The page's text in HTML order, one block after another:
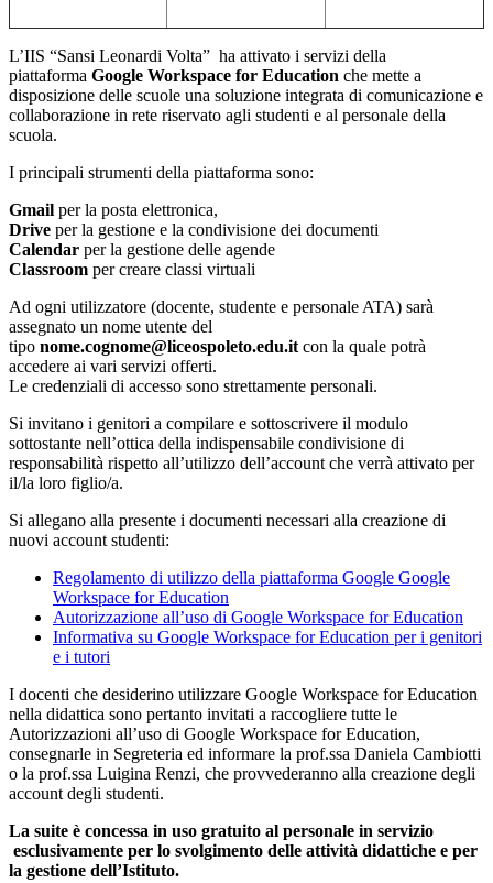
L’IIS “Sansi Leonardi Volta” ha attivato i servizi della
piattaforma Google Workspace for Education che mette a
disposizione delle scuole una soluzione integrata di comunicazione e
collaborazione in rete riservato agli studenti e al personale della
scuola.
I principali strumenti della piattaforma sono:
Gmail per la posta elettronica,
Drive per la gestione e la condivisione dei documenti
Calendar per la gestione delle agende
Classroom per creare classi virtuali
Ad ogni utilizzatore (docente, studente e personale ATA) sarà
assegnato un nome utente del
tipo nome.cognome@liceospoleto.edu.it con la quale potrà
accedere ai vari servizi offerti.
Le credenziali di accesso sono strettamente personali.
Si invitano i genitori a compilare e sottoscrivere il modulo
sottostante nell’ottica della indispensabile condivisione di
responsabilità rispetto all’utilizzo dell’account che verrà attivato per
il/la loro figlio/a.
Si allegano alla presente i documenti necessari alla creazione di
nuovi account studenti:
Regolamento di utilizzo della piattaforma Google Google
Workspace for Education
Autorizzazione all’uso di Google Workspace for Education
Informativa su Google Workspace for Education per i genitori
e i tutori
I docenti che desiderino utilizzare Google Workspace for Education
nella didattica sono pertanto invitati a raccogliere tutte le
Autorizzazioni all’uso di Google Workspace for Education,
consegnarle in Segreteria ed informare la prof.ssa Daniela Cambiotti
o la prof.ssa Luigina Renzi, che provvederanno alla creazione degli
account degli studenti.
La suite è concessa in uso gratuito al personale in servizio
esclusivamente per lo svolgimento delle attività didattiche e per
la gestione dell’Istituto.